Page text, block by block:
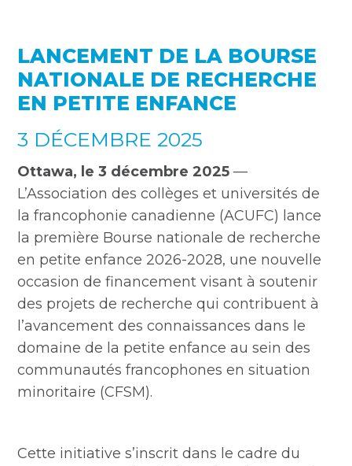
LANCEMENT DE LA BOURSE
NATIONALE DE RECHERCHE
EN PETITE ENFANCE
3 DÉCEMBRE 2025
Ottawa, le 3 décembre 2025 —
L’Association des collèges et universités de
la francophonie canadienne (ACUFC) lance
la première Bourse nationale de recherche
en petite enfance 2026-2028, une nouvelle
occasion de financement visant à soutenir
des projets de recherche qui contribuent à
l’avancement des connaissances dans le
domaine de la petite enfance au sein des
communautés francophones en situation
minoritaire (CFSM).
Cette initiative s’inscrit dans le cadre du